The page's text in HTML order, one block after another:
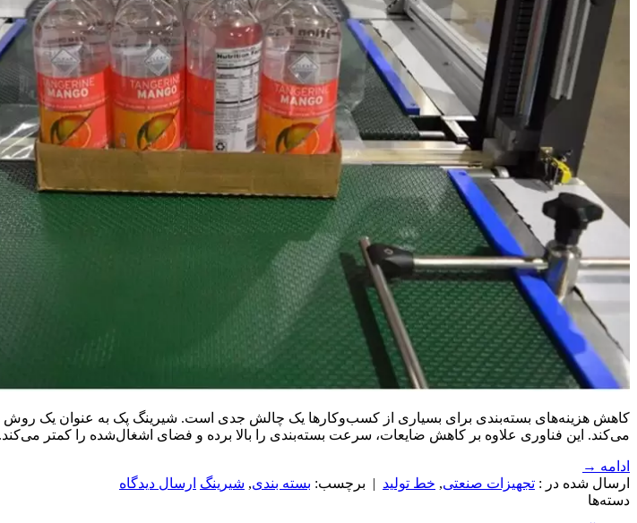
کاهش هزینه‌های بسته‌بندی برای بسیاری از کسب‌وکارها یک چالش جدی است. شیرینگ پک به عنوان یک روش
می‌کند. این فناوری علاوه بر کاهش ضایعات، سرعت بسته‌بندی را بالا برده و فضای اشغال‌شده را کمتر
ادامه →
ارسال شده در : تجهیزات صنعتی, خط تولید | برچسب: بسته بندی, شیرینگ ارسال دیدگاه
دسته‌ها